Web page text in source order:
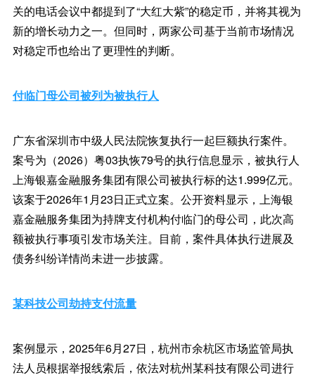
关的电话会议中都提到了“大红大紫”的稳定币，并将其视为
新的增长动力之一。但同时，两家公司基于当前市场情况
对稳定币也给出了更理性的判断。
付临门母公司被列为被执行人
广东省深圳市中级人民法院恢复执行一起巨额执行案件。
案号为（2026）粤03执恢79号的执行信息显示，被执行人
上海银嘉金融服务集团有限公司被执行标的达1.999亿元。
该案于2026年1月23日正式立案。公开资料显示，上海银
嘉金融服务集团为持牌支付机构付临门的母公司，此次高
额被执行事项引发市场关注。目前，案件具体执行进展及
债务纠纷详情尚未进一步披露。
某科技公司劫持支付流量
案例显示，2025年6月27日，杭州市余杭区市场监管局执
法人员根据举报线索后，依法对杭州某科技有限公司进行